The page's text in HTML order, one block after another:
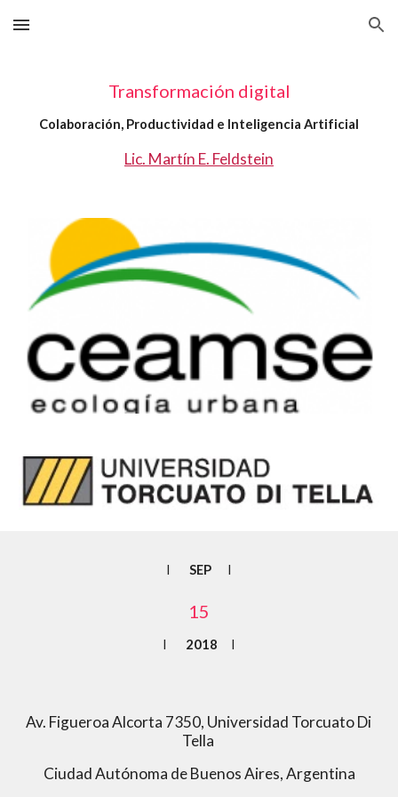
Skip to main content Skip to navigation
Transformación digital
Colaboración, Productividad e Inteligencia Artificial
Lic. Martín E. Feldstein
I SEP
      I
15
I 2018 I
Av. Figueroa Alcorta 7350, Universidad Torcuato Di
Tella
Ciudad Autónoma de Buenos Aires, Argentina